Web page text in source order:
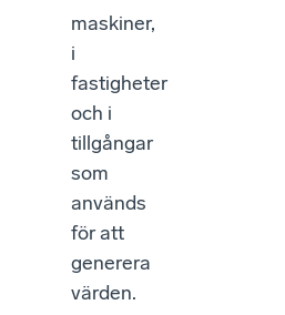
maskiner,
i
fastigheter
och i
tillgångar
som
används
för att
generera
värden.